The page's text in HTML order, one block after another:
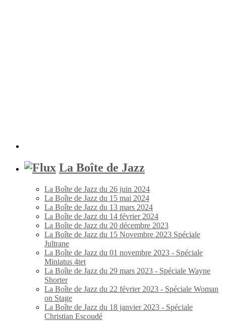
La Boîte de Jazz
La Boîte de Jazz du 26 juin 2024
La Boîte de Jazz du 15 mai 2024
La Boîte de Jazz du 13 mars 2024
La Boîte de Jazz du 14 février 2024
La Boîte de Jazz du 20 décembre 2023
La Boîte de Jazz du 15 Novembre 2023 Spéciale
Jultrane
La Boîte de Jazz du 01 novembre 2023 - Spéciale
Miniatus 4tet
La Boîte de Jazz du 29 mars 2023 - Spéciale Wayne
Shorter
La Boîte de Jazz du 22 février 2023 - Spéciale Woman
on Stage
La Boîte de Jazz du 18 janvier 2023 - Spéciale
Christian Escoudé